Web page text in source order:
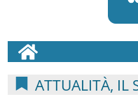
ATTUALITÀ, IL